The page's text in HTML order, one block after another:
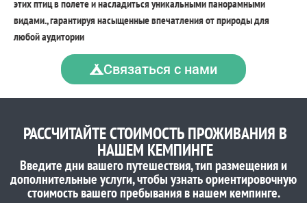
этих птиц в полете и насладиться уникальными панорамными
видами., гарантируя насыщенные впечатления от природы для
любой аудитории
Связаться с нами
РАССЧИТАЙТЕ СТОИМОСТЬ ПРОЖИВАНИЯ В
НАШЕМ КЕМПИНГЕ
Введите дни вашего путешествия, тип размещения и
дополнительные услуги, чтобы узнать ориентировочную
стоимость вашего пребывания в нашем кемпинге.